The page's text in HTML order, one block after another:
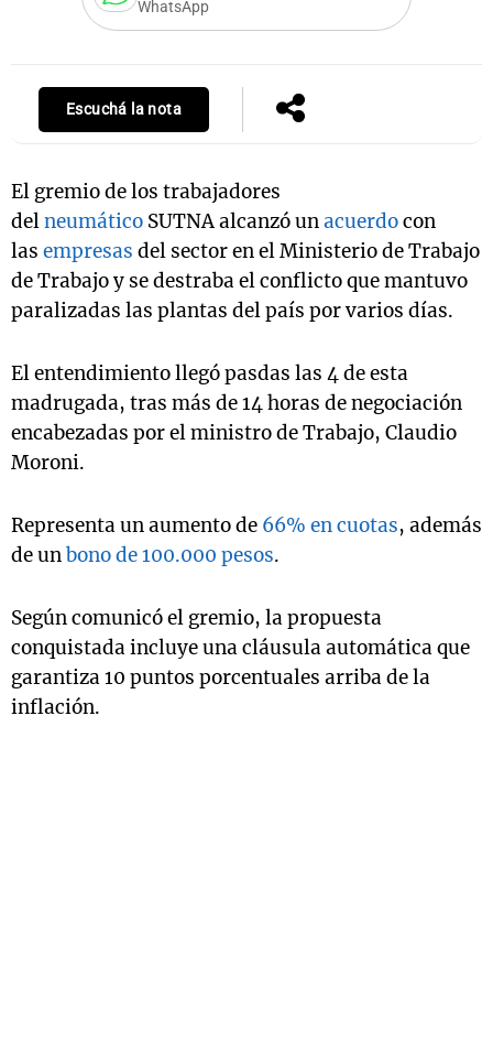
WhatsApp
Escuchá la nota
El gremio de los trabajadores
delneumático SUTNA alcanzó unacuerdocon
las empresas del sector en el Ministerio de Trabajo
de Trabajo y se destraba el conflicto que mantuvo
paralizadas las plantas del país por varios días.
El entendimiento llegó pasdas las 4 de esta
madrugada, tras más de 14 horas de negociación
encabezadas por el ministro de Trabajo, Claudio
Moroni.
Representa un aumento de 66% en cuotas, además
de unbono de 100.000 pesos.
Según comunicó el gremio, la propuesta
conquistada incluye una cláusula automática que
garantiza 10 puntos porcentuales arriba de la
inflación.